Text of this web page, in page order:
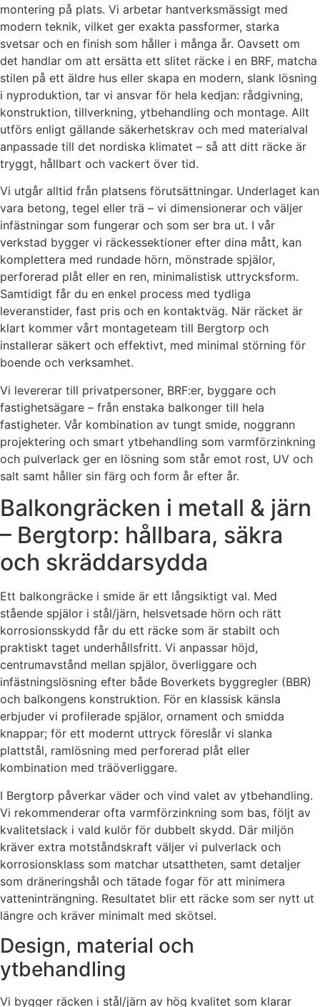
montering på plats. Vi arbetar hantverksmässigt med
modern teknik, vilket ger exakta passformer, starka
svetsar och en finish som håller i många år. Oavsett om
det handlar om att ersätta ett slitet räcke i en BRF, matcha
stilen på ett äldre hus eller skapa en modern, slank lösning
i nyproduktion, tar vi ansvar för hela kedjan: rådgivning,
konstruktion, tillverkning, ytbehandling och montage. Allt
utförs enligt gällande säkerhetskrav och med materialval
anpassade till det nordiska klimatet – så att ditt räcke är
tryggt, hållbart och vackert över tid.
Vi utgår alltid från platsens förutsättningar. Underlaget kan
vara betong, tegel eller trä – vi dimensionerar och väljer
infästningar som fungerar och som ser bra ut. I vår
verkstad bygger vi räckessektioner efter dina mått, kan
komplettera med rundade hörn, mönstrade spjälor,
perforerad plåt eller en ren, minimalistisk uttrycksform.
Samtidigt får du en enkel process med tydliga
leveranstider, fast pris och en kontaktväg. När räcket är
klart kommer vårt montageteam till Bergtorp och
installerar säkert och effektivt, med minimal störning för
boende och verksamhet.
Vi levererar till privatpersoner, BRF:er, byggare och
fastighetsägare – från enstaka balkonger till hela
fastigheter. Vår kombination av tungt smide, noggrann
projektering och smart ytbehandling som varmförzinkning
och pulverlack ger en lösning som står emot rost, UV och
salt samt håller sin färg och form år efter år.
Balkongräcken i metall & järn
– Bergtorp: hållbara, säkra
och skräddarsydda
Ett balkongräcke i smide är ett långsiktigt val. Med
stående spjälor i stål/järn, helsvetsade hörn och rätt
korrosionsskydd får du ett räcke som är stabilt och
praktiskt taget underhållsfritt. Vi anpassar höjd,
centrumavstånd mellan spjälor, överliggare och
infästningslösning efter både Boverkets byggregler (BBR)
och balkongens konstruktion. För en klassisk känsla
erbjuder vi profilerade spjälor, ornament och smidda
knappar; för ett modernt uttryck föreslår vi slanka
plattstål, ramlösning med perforerad plåt eller
kombination med träöverliggare.
I Bergtorp påverkar väder och vind valet av ytbehandling.
Vi rekommenderar ofta varmförzinkning som bas, följt av
kvalitetslack i vald kulör för dubbelt skydd. Där miljön
kräver extra motståndskraft väljer vi pulverlack och
korrosionsklass som matchar utsattheten, samt detaljer
som dräneringshål och tätade fogar för att minimera
vatteninträngning. Resultatet blir ett räcke som ser nytt ut
längre och kräver minimalt med skötsel.
Design, material och
ytbehandling
Vi bygger räcken i stål/järn av hög kvalitet som klarar